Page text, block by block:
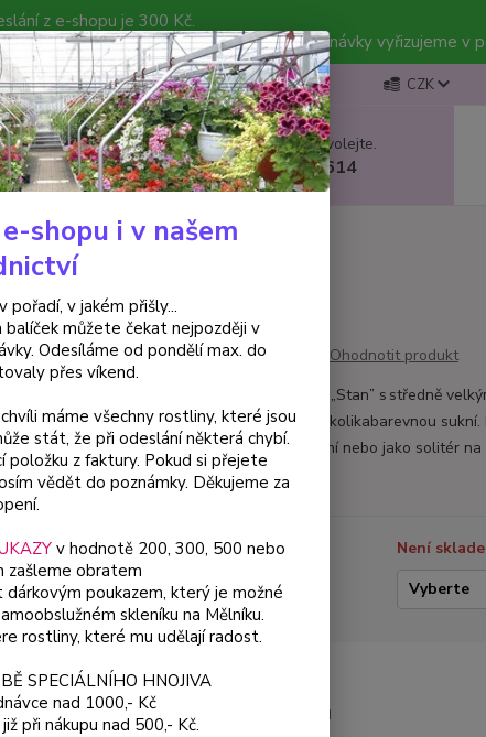
z e-shopu je 300 Kč.
týdnu po přijetí objednávky. Objednávky vyřizujeme v
CZK
Hledat Nevíte si rady? Zavolejte.
+420 602 223 614
Ohodnotit produkt
Vzpřímená fuchsie „Stan” s středně
červené barvě a několikabarevnou
nádobové pěstování nebo jako solitér na
popis
Dostupnost
Není
Varianta
bez DPH
shopu i v našem
pořadí, v jakém přišly...
můžete čekat nejpozději v
Odesíláme od pondělí max. do
přes víkend.
máme všechny rostliny, které jsou
stát, že při odeslání některá chybí.
z faktury. Pokud si přejete
vědět do poznámky. Děkujeme za
v hodnotě 200, 300, 500 nebo
zašleme obratem
poukazem, který je možné
skleníku na Mělníku.
rostliny, které mu udělají radost.
SPECIÁLNÍHO HNOJIVA
nad 1000,- Kč
při nákupu nad 500,- Kč.